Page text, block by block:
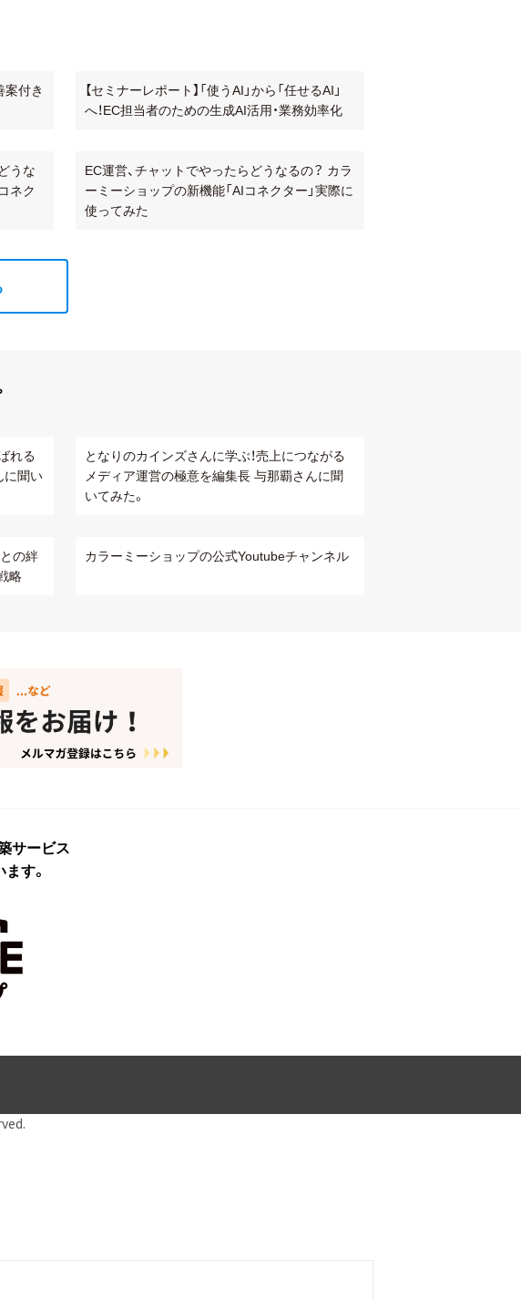
案付き
【セミナーレポート】「使うAI」から「任せるAI」
へ！EC担当者のための生成AI活用・業務効率化
うな
ネク
EC運営、チャットでやったらどうなるの？ カラ
ーミーショップの新機能「AIコネクター」実際に
使ってみた
れる
に聞い
となりのカインズさんに学ぶ！売上につながる
メディア運営の極意を編集長 与那覇さんに聞
いてみた。
の絆
略
カラーミーショップの公式Youtubeチャンネル
サービス
す。